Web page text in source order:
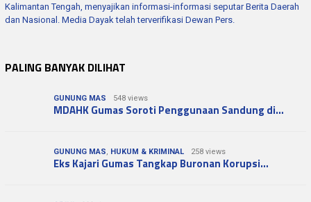
Kalimantan Tengah, menyajikan informasi-informasi seputar Berita Daerah
dan Nasional. Media Dayak telah terverifikasi Dewan Pers.
PALING BANYAK DILIHAT
GUNUNG MAS 548 views
MDAHK Gumas Soroti Penggunaan Sandung di…
GUNUNG MAS HUKUM & KRIMINAL 258 views
Eks Kajari Gumas Tangkap Buronan Korupsi…